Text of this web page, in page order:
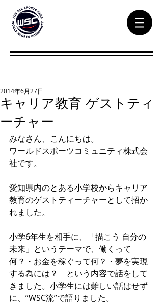
キャリア教育 ゲストティ
ーチャー
2014年6月27日
みなさん、こんにちは。
ワールドスポーツコミュニティ株式会
社です。
愛知県内のとある小学校からキャリア
教育のゲストティーチャーとして招か
れました。
小学6年生を相手に、「描こう 自分の
未来」というテーマで、働くって
何？・お金を稼ぐって何？・夢を実現
する為には？　という内容で話をして
きました。小学生には難しい話はせず
に、”WSC流”で語りました。